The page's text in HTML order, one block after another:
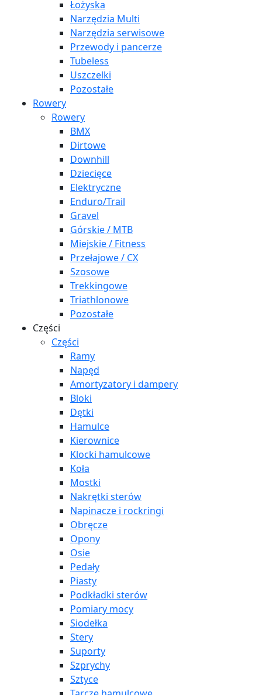
Łożyska
Narzędzia Multi
Narzędzia serwisowe
Przewody i pancerze
Tubeless
Uszczelki
Pozostałe
Rowery
Rowery
BMX
Dirtowe
Downhill
Dziecięce
Elektryczne
Enduro/Trail
Gravel
Górskie / MTB
Miejskie / Fitness
Przełajowe / CX
Szosowe
Trekkingowe
Triathlonowe
Pozostałe
Części
Części
Ramy
Napęd
Amortyzatory i dampery
Bloki
Dętki
Hamulce
Kierownice
Klocki hamulcowe
Koła
Mostki
Nakrętki sterów
Napinacze i rockringi
Obręcze
Opony
Osie
Pedały
Piasty
Podkładki sterów
Pomiary mocy
Siodełka
Stery
Suporty
Szprychy
Sztyce